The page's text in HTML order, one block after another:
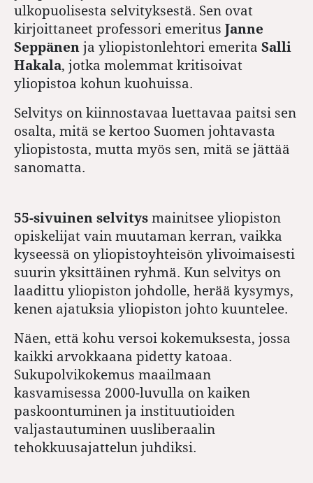
ulkopuolisesta selvityksestä. Sen ovat
kirjoittaneet professori emeritus Janne
Seppänen ja yliopistonlehtori emerita Salli
Hakala, jotka molemmat kritisoivat
yliopistoa kohun kuohuissa.
Selvitys on kiinnostavaa luettavaa paitsi sen
osalta, mitä se kertoo Suomen johtavasta
yliopistosta, mutta myös sen, mitä se jättää
sanomatta.
55-sivuinen selvitys mainitsee yliopiston
opiskelijat vain muutaman kerran, vaikka
kyseessä on yliopistoyhteisön ylivoimaisesti
suurin yksittäinen ryhmä. Kun selvitys on
laadittu yliopiston johdolle, herää kysymys,
kenen ajatuksia yliopiston johto kuuntelee.
Näen, että kohu versoi kokemuksesta, jossa
kaikki arvokkaana pidetty katoaa.
Sukupolvikokemus maailmaan
kasvamisessa 2000-luvulla on kaiken
paskoontuminen ja instituutioiden
valjastautuminen uusliberaalin
tehokkuusajattelun juhdiksi.